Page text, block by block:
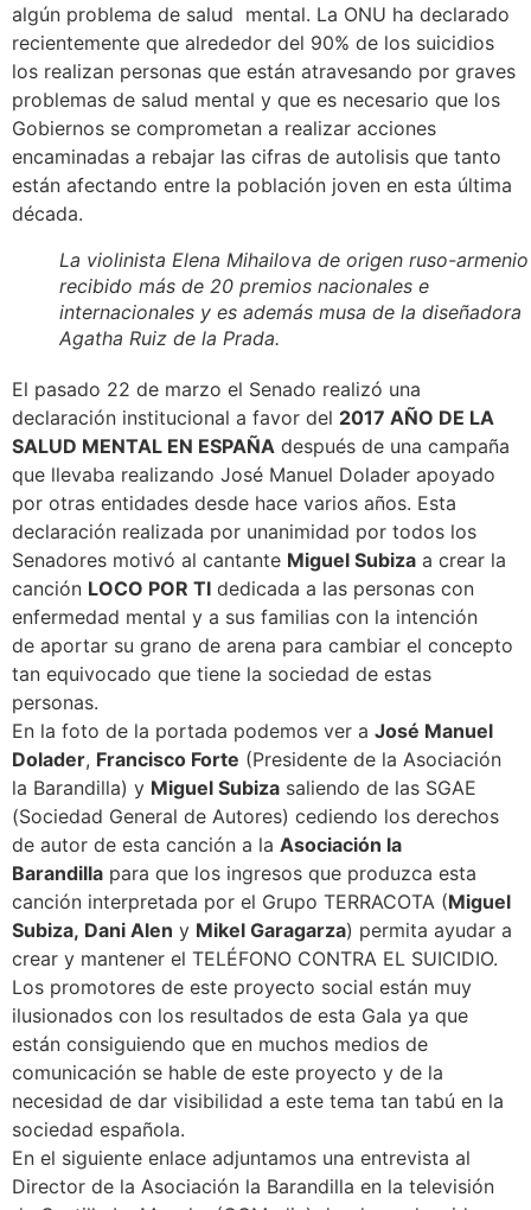
algún problema de salud mental. La ONU ha declarado
recientemente que alrededor del 90% de los suicidios
los realizan personas que están atravesando por graves
problemas de salud mental y que es necesario que los
Gobiernos se comprometan a realizar acciones
encaminadas a rebajar las cifras de autolisis que tanto
están afectando entre la población joven en esta última
década.
La violinista Elena Mihailova de origen ruso-
recibido más de 20 premios nacionales e
internacionales y es además musa de la diseñadora
Agatha Ruiz de la Prada.
El pasado 22 de marzo el Senado realizó una
declaración institucional a favor del 2017 AÑO DE LA
SALUD MENTAL EN ESPAÑA después de una campaña
que llevaba realizando José Manuel Dolader apoyado
por otras entidades desde hace varios años. Esta
declaración realizada por unanimidad por todos los
Senadores motivó al cantante Miguel Subiza a crear la
canción LOCO POR TI dedicada a las personas con
enfermedad mental y a sus familias con la intención
de aportar su grano de arena para cambiar el concepto
tan equivocado que tiene la sociedad de estas
personas.
En la foto de la portada podemos ver a José Manuel
Dolader, Francisco Forte (Presidente de la Asociación
la Barandilla) y Miguel Subiza saliendo de las SGAE
(Sociedad General de Autores) cediendo los derechos
de autor de esta canción a la Asociación la
Barandilla para que los ingresos que produzca esta
canción interpretada por el Grupo TERRACOTA (Miguel
Subiza, Dani Alen y Mikel Garagarza) permita ayudar a
crear y mantener el TELÉFONO CONTRA EL SUICIDIO.
Los promotores de este proyecto social están muy
ilusionados con los resultados de esta Gala ya que
están consiguiendo que en muchos medios de
comunicación se hable de este proyecto y de la
necesidad de dar visibilidad a este tema tan tabú en la
sociedad española.
En el siguiente enlace adjuntamos una entrevista al
Director de la Asociación la Barandilla en la televisión